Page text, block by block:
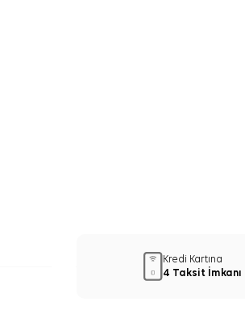
Kredi Kartına
4 Taksit İmkanı